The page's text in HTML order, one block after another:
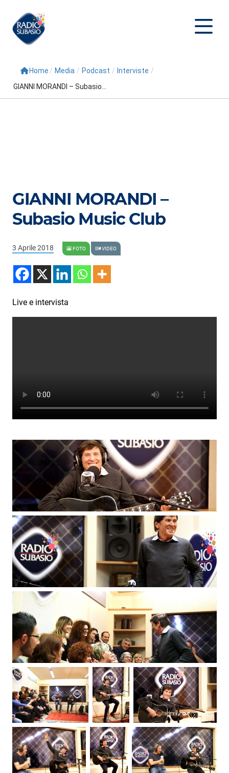
Cerca
Conduttori
Repliche
3xTe
Interviste
Playlist
Novità
Radio Subasio +
Radio Subasio Disco Club
Radio Suby
Subasio Collection
Subasio Per Un’Ora D’Amore
Video
Foto
Speciali
Oroscopo
Radio Subasio Music Club
Sanremo 2026
News
Musica
Cultura
Attualità
Costume
Extra
Eventi
Home / Media / Podcast / Interviste /
GIANNI MORANDI – Subasio...
GIANNI MORANDI –
Subasio Music Club
3 Aprile 2018 FOTO VIDEO
Live e intervista